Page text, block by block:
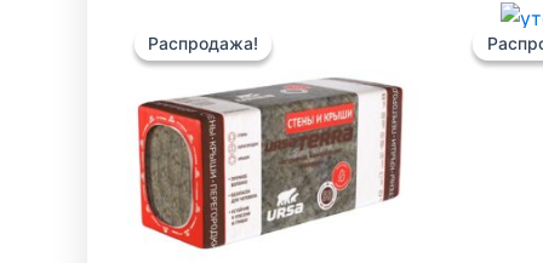
Распродажа!
Распродажа!
–
1280 ₽
товар
имеет
несколько
вариаций.
Опции
можно
выбрать